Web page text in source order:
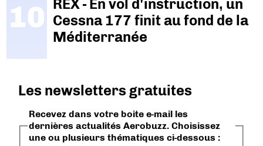
REX - En vol d'instruction, un
Cessna 177 finit au fond de la
Méditerranée
Les newsletters gratuites
Recevez dans votre boite e-mail les
dernières actualités Aerobuzz. Choisissez
une ou plusieurs thématiques ci-dessous :